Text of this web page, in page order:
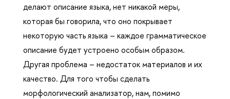
делают описание языка, нет никакой меры,
которая бы говорила, что оно покрывает
некоторую часть языка – каждое грамматическое
описание будет устроено особым образом.
Другая проблема – недостаток материалов и их
качество. Для того чтобы сделать
морфологический анализатор, нам, помимо